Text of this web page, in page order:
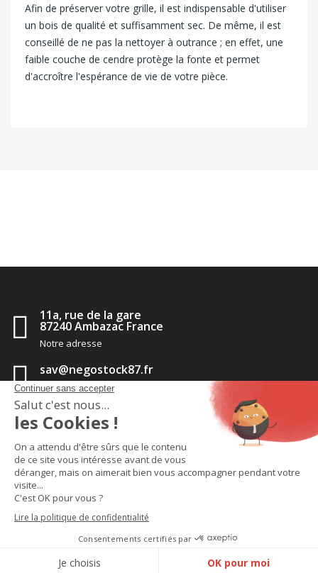
Afin de préserver votre grille, il est indispensable d'utiliser
un bois de qualité et suffisamment sec. De même, il est
conseillé de ne pas la nettoyer à outrance ; en effet, une
faible couche de cendre protège la fonte et permet
d'accroître l'espérance de vie de votre pièce.
11a, rue de la gare
87240 Ambazac France
Notre adresse
sav@negostock87.fr
Contactez-nous
05 55 56 35 14
Appelez-nous
- CGV -